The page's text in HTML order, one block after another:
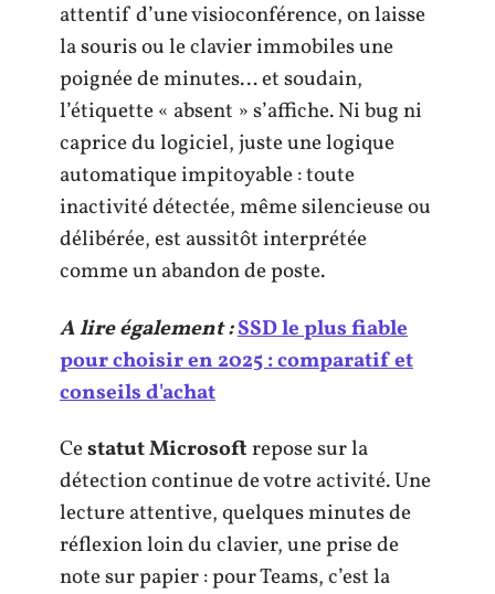
attentif d’une visioconférence, on laisse
la souris ou le clavier immobiles une
poignée de minutes… et soudain,
l’étiquette « absent » s’affiche. Ni bug ni
caprice du logiciel, juste une logique
automatique impitoyable : toute
inactivité détectée, même silencieuse ou
délibérée, est aussitôt interprétée
comme un abandon de poste.
A lire également :SSD le plus fiable
pour choisir en 2025 : comparatif et
conseils d'achat
Cestatut Microsoftrepose sur la
détection continue de votre activité. Une
lecture attentive, quelques minutes de
réflexion loin du clavier, une prise de
note sur papier : pour Teams, c’est la